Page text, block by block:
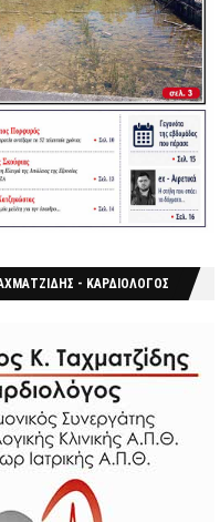
- ΚΑΡΔΙΟΛΟΓΟΣ